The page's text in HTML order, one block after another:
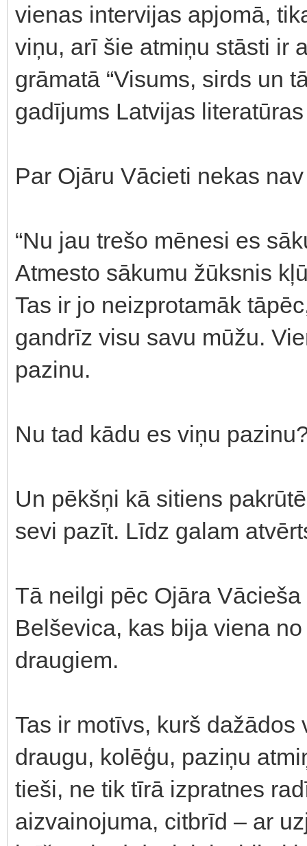
vienas intervijas apjomā,
viņu, arī šie atmiņu stāsti ir
grāmatā “Visums, sirds un
gadījums Latvijas
Par Ojāru Vācieti nekas
“Nu jau trešo mēnesi es
Atmesto sākumu žūksnis
Tas ir jo neizprotamāk
gandrīz visu savu mūžu.
pazinu.
Nu tad kādu es viņu
Un pēkšņi kā sitiens
sevi pazīt. Līdz galam
Tā neilgi pēc Ojāra
Belševica, kas bija viena
draugiem.
Tas ir motīvs, kurš
draugu, kolēģu, paziņu
tieši, ne tik tīrā izpratnes
aizvainojuma, citbrīd – ar